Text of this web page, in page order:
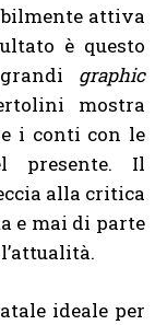
attiva
è questo
graphic
mostra
i conti con le
presente. Il
alla critica
e mai di parte
ideale per